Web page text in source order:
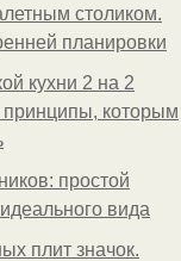
столиком.
планировки
кухни 2 на 2
которым
простой
вида
плит значок.